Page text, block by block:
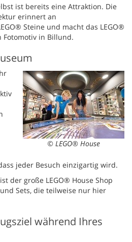
ist bereits eine Attraktion. Die
erinnert an
Steine und macht das LEGO®
Fotomotiv in Billund.
© LEGO® House
jeder Besuch einzigartig wird.
der große LEGO® House Shop
Sets, die teilweise nur hier
während Ihres